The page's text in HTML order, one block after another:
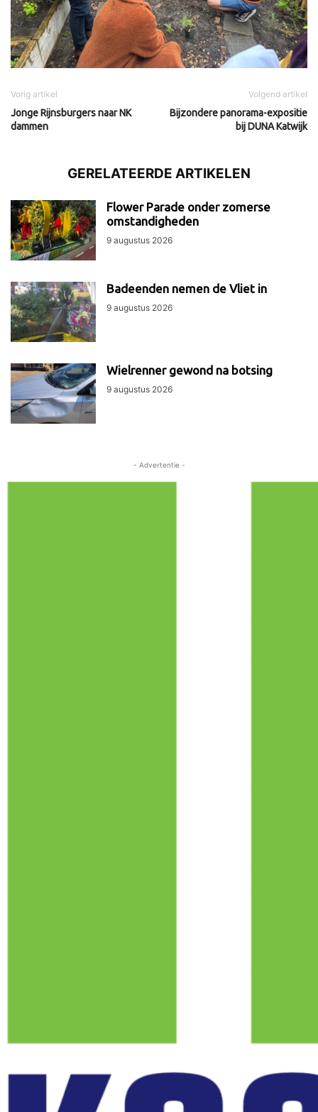
Vorig artikel
Jonge Rijnsburgers naar NK
dammen
Volgend artikel
Bijzondere panorama-expositie
bij DUNA Katwijk
GERELATEERDE ARTIKELEN
Flower Parade onder zomerse
omstandigheden
9 augustus 2026
Badeenden nemen de Vliet in
9 augustus 2026
Wielrenner gewond na botsing
9 augustus 2026
- Advertentie -